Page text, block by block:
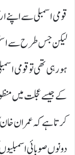
قومی اسمبلی سے اپنے
لیکن جس طرح سے
ہو رہی تھی تو قومی
کے جیسے عجلت میں
کرتا ہے کہ عمران خان
دونوں صوبائی